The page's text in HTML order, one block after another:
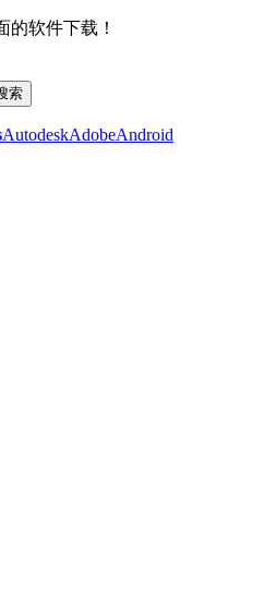
的软件下载！
索
AutodeskAdobeAndroid